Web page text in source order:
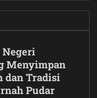
Negeri
Menyimpan
dan Tradisi
Pudar